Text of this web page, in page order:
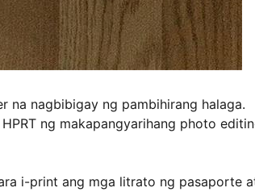
na nagbibigay ng pambihirang halaga.
ng makapangyarihang photo
i-print ang mga litrato ng pasaporte